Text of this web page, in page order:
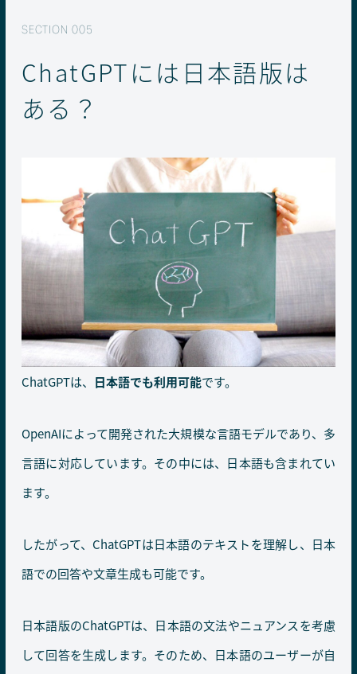
ChatGPTには日本語版は
ある？
ChatGPTは、 日本語でも利用可能です。
OpenAIによって開発された大規模な言語モデルであり、多
言語に対応しています。その中には、日本語も含まれてい
ます。
したがって、ChatGPTは日本語のテキストを理解し、日本
語での回答や文章生成も可能です。
日本語版のChatGPTは、日本語の文法やニュアンスを考慮
して回答を生成します。そのため、日本語のユーザーが自